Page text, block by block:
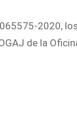
2020,
de la